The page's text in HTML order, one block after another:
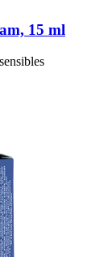
15 ml